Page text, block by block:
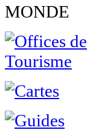
MONDE